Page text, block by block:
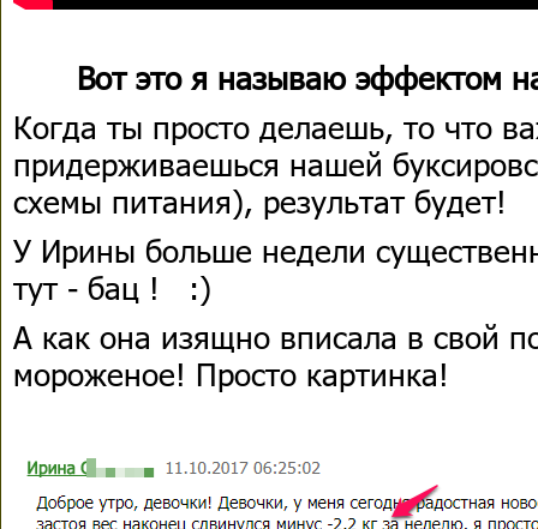
Вот это я называю эффектом
Когда ты просто делаешь, то что
придерживаешься нашей
схемы питания), результат будет!
У Ирины больше недели
тут - бац !
:)
А как она изящно вписала в свой
мороженое! Просто картинка!